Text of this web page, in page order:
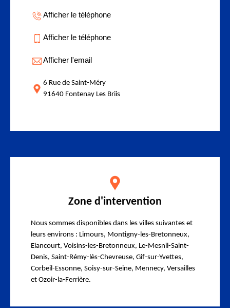
Afficher le téléphone
Afficher le téléphone
Afficher l'email
6 Rue de Saint-Méry
91640 Fontenay Les Briis
Zone d'intervention
Nous sommes disponibles dans les villes suivantes et
leurs environs : Limours, Montigny-les-Bretonneux,
Elancourt, Voisins-les-Bretonneux, Le-Mesnil-Saint-
Denis, Saint-Rémy-lès-Chevreuse, Gif-sur-Yvettes,
Corbeil-Essonne, Soisy-sur-Seine, Mennecy, Versailles
et Ozoir-la-Ferrière.